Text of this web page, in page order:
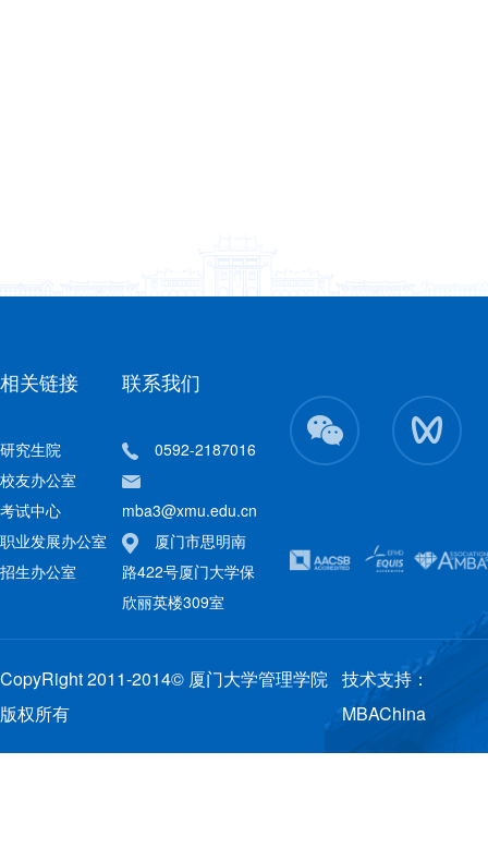
相关链接
研究生院
校友办公室
考试中心
职业发展办公室
招生办公室
联系我们
0592-2187016
mba3@xmu.edu.cn
厦门市思明南
路422号厦门大学保
欣丽英楼309室
CopyRight 2011-2014© 厦门大学管理学院
版权所有
技术支持：
MBAChina